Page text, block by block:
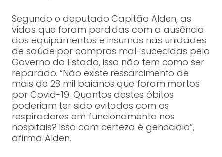
Segundo o deputado Capitão Alden, as
vidas que foram perdidas com a ausência
dos equipamentos e insumos nas unidades
de saúde por compras mal-sucedidas pelo
Governo do Estado, isso não tem como ser
reparado. “Não existe ressarcimento de
mais de 28 mil baianos que foram mortos
por Covid-19. Quantos destes óbitos
poderiam ter sido evitados com os
respiradores em funcionamento nos
hospitais? Isso com certeza é genocidio”,
afirma Alden.